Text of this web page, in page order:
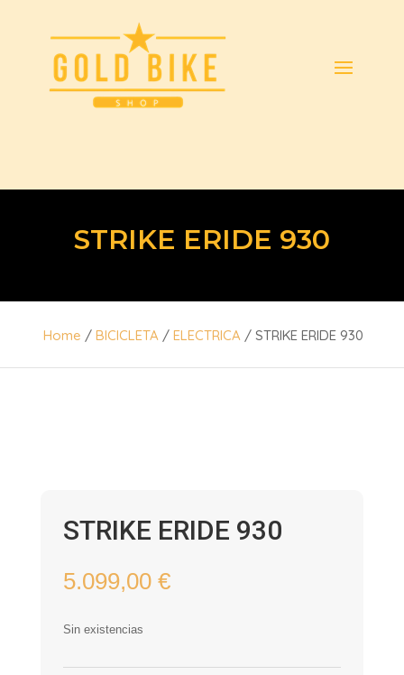
STRIKE ERIDE 930
Home /BICICLETA /ELECTRICA / STRIKE ERIDE 930
STRIKE ERIDE 930
5.099,00 €
Sin existencias